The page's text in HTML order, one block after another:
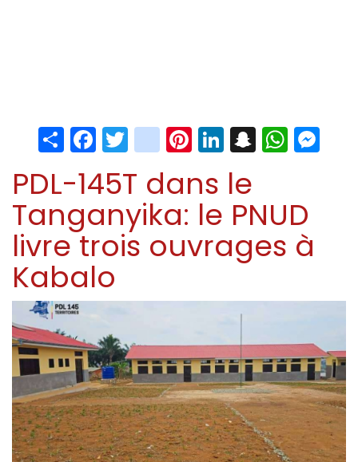
ShareFacebook
Twitter
instagram
Pinterest
LinkedIn
Snapchat
PDL-145T dans le
Tanganyika: le PNUD
livre trois ouvrages à
Kabalo